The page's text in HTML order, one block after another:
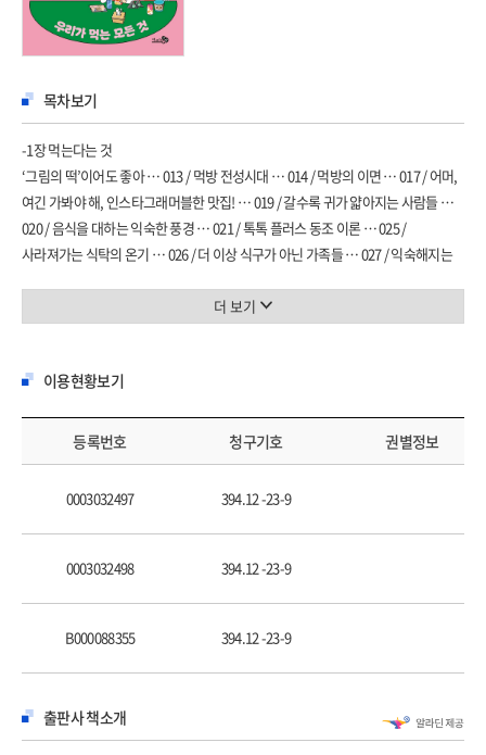
목차보기
-1장 먹는다는 것
‘그림의 떡’이어도 좋아 … 013 / 먹방 전성시대 … 014 / 먹방의 이면 … 017 / 어머,
여긴 가봐야 해, 인스타그래머블한 맛집! … 019 / 갈수록 귀가 얇아지는 사람들 …
020 / 음식을 대하는 익숙한 풍경 … 021 / 톡톡 플러스 동조 이론 … 025 /
사라져가는 식탁의 온기 … 026 / 더 이상 식구가 아닌 가족들 … 027 / 익숙해지는
한 끼 식사 … 032 / 세계 평균 식사자의 먹거리 … 033 / 나 다이어트 중이야 … 035 /
살기 위해 먹든 먹기 위해 살든 … 045 / 음식에 대한 기억과 먹는 즐거움 … 046 /
식습관의 변화 영양 전이 5단계 … 054 / 수렵 채집 단계에서 곡물 중심 식단으로 …
055 / 농업 기술의 발달과 음식의 동질화 … 057 / 판도라 상자에 남은 희망, ‘행동
변화‘ … 059 / 갈수록 어려워지는 선택 … 061 / 도대체 오늘 뭘 먹지? … 062 /
-3장 잘못 먹는다는 것
방 안에 있는 코끼리 … 071 / 음식에 대해 말하지 않는 것들 … 072 / 탈자연화되는
길들여지기 … 085 / 세계 어디를 가도 같은 맛 … 087 / 닭의 행성, 지구 … 088 /
세계인의 평균 식사가 불러오는 비극 … 091 / 철 따라 변하는 유행 음식, 그 불행한
만점 슈퍼푸드의 함정 … 102
더 보기
이용현황보기
등록번호 청구기호 권별정보
0003032497 394.12 -23-9
0003032498 394.12 -23-9
B000088355 394.12 -23-9
출판사 책소개